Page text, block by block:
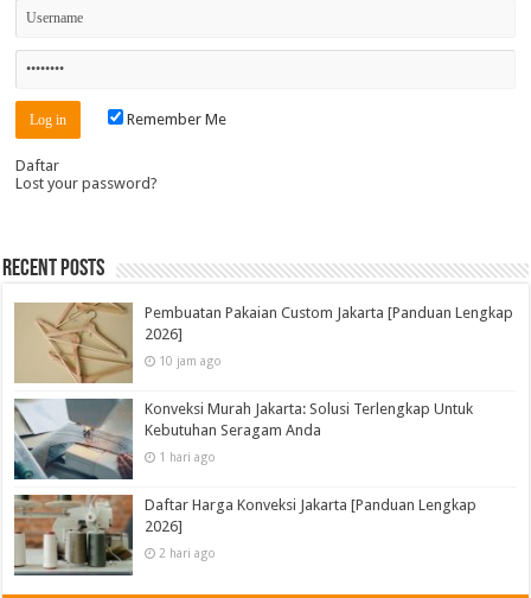
Remember Me
Daftar
Lost your password?
Recent Posts
Pembuatan Pakaian Custom Jakarta [Panduan Lengkap
2026]
10 jam ago
Konveksi Murah Jakarta: Solusi Terlengkap Untuk
Kebutuhan Seragam Anda
1 hari ago
Daftar Harga Konveksi Jakarta [Panduan Lengkap
2026]
2 hari ago